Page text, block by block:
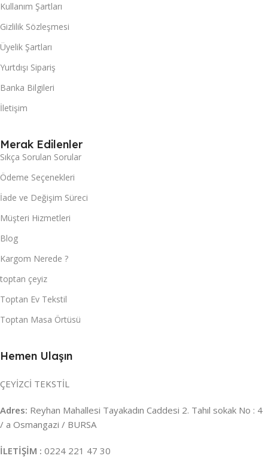
Kullanım Şartları
Gizlilik Sözleşmesi
Üyelik Şartları
Yurtdışı Sipariş
Banka Bilgileri
İletişim
Merak Edilenler
Sıkça Sorulan Sorular
Ödeme Seçenekleri
İade ve Değişim Süreci
Müşteri Hizmetleri
Blog
Kargom Nerede ?
toptan çeyiz
Toptan Ev Tekstil
Toptan Masa Örtüsü
Hemen Ulaşın
ÇEYİZCİ TEKSTİL
Adres: Reyhan Mahallesi Tayakadın Caddesi 2. Tahıl sokak No : 4
/ a Osmangazi / BURSA
İLETİŞİM : 0224 221 47 30